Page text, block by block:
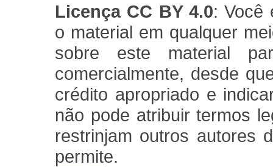
Licença CC BY 4.0: Você
o material em qualquer
sobre este material
comercialmente, desde
crédito apropriado e
não pode atribuir termos
restrinjam outros autores
permite.